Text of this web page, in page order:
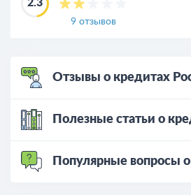
2.3
9 отзывов
Отзывы о кредитах
Полезные статьи о
Популярные вопросы